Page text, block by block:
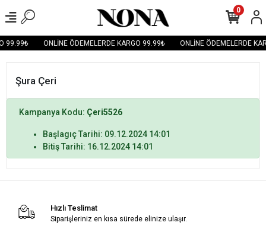
99.99₺ ONLİNE ÖDEMELERDE KARGO 99.99₺ ONLİNE ÖDEMELERDE
0
Şura Çeri
Kampanya Kodu: Çeri5526
Başlagıç Tarihi: 09.12.2024 14:01
Bitiş Tarihi: 16.12.2024 14:01
Hızlı Teslimat
Siparişleriniz en kısa sürede elinize ulaşır.